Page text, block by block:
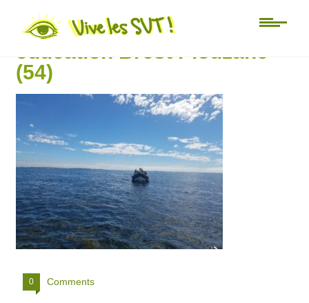
Université d’été Mer
éducation Brest Plouzané
(54)
0 Comments